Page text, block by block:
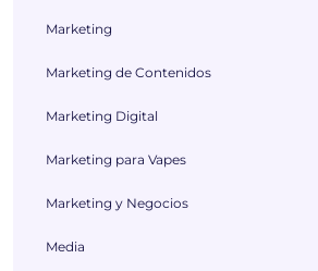
Marketing
Marketing de Contenidos
Marketing Digital
Marketing para Vapes
Marketing y Negocios
Media